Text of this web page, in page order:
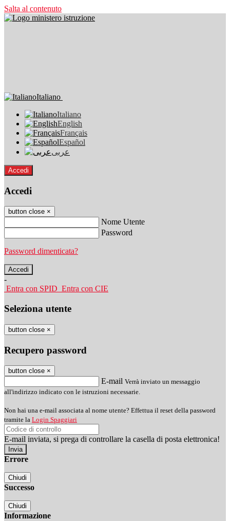
Salta al contenuto
Italiano
Italiano
English
Français
Español
عربى
Accedi
Accedi
button close ×
Nome Utente
Password
Password dimenticata?
-
Entra con SPID Entra con CIE
Seleziona utente
button close ×
Recupero password
button close ×
E-mail Verrà inviato un messaggio
all'indirizzo indicato con le istruzioni necessarie.
Non hai una e-mail associata al nome utente? Effettua il reset della password
tramite la Login Spaggiari
E-mail inviata, si prega di controllare la casella di posta elettronica!
Errore
Chiudi
Successo
Chiudi
Informazione